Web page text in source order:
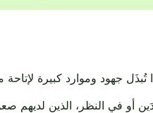
جهود وموارد كبيرة لإتاحة
أو في النظر، الذين لديهم